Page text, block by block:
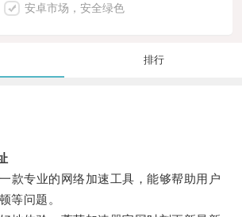
安卓市场，安全绿色
排行
专业的网络加速工具，能够帮助用户
等问题。